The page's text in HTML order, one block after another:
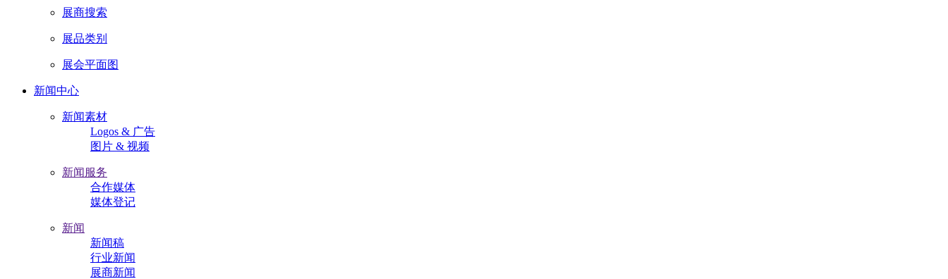
展商搜索
展品类别
展会平面图
新闻中心
新闻素材
Logos & 广告
图片 & 视频
新闻服务
合作媒体
媒体登记
新闻
新闻稿
行业新闻
展商新闻